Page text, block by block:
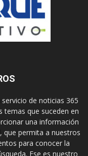
de noticias 365
temas que suceden en
una información
que permita a nuestros
para conocer la
Ese es nuestro